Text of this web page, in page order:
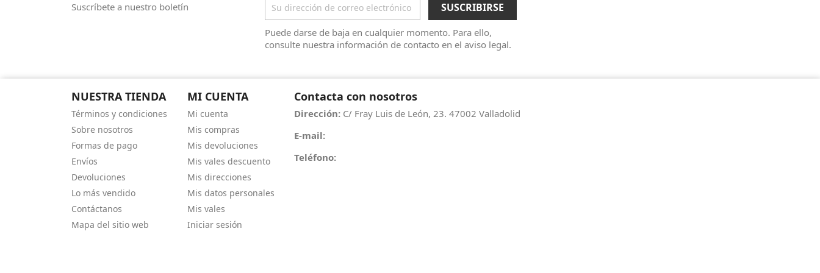
Suscríbete a nuestro boletín
Puede darse de baja en cualquier momento. Para ello,
consulte nuestra información de contacto en el aviso legal.
NUESTRA TIENDA
Términos y condiciones
Sobre nosotros
Formas de pago
Envíos
Devoluciones
Lo más vendido
Contáctanos
Mapa del sitio web
MI CUENTA
Mi cuenta
Mis compras
Mis devoluciones
Mis vales descuento
Mis direcciones
Mis datos personales
Mis vales
Iniciar sesión
Contacta con nosotros
Dirección: C/ Fray Luis de León, 23. 47002 Valladolid
E-mail:
Teléfono: